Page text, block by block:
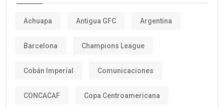
Achuapa Antigua GFC Argentina
Barcelona Champions League
Cobán Imperial Comunicaciones
CONCACAF Copa Centroamericana